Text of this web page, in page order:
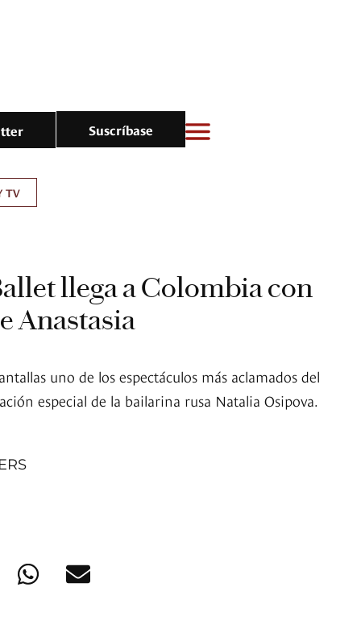
Suscríbase
TV
llega a Colombia con
Anastasia
uno de los espectáculos más aclamados del
especial de la bailarina rusa Natalia Osipova.